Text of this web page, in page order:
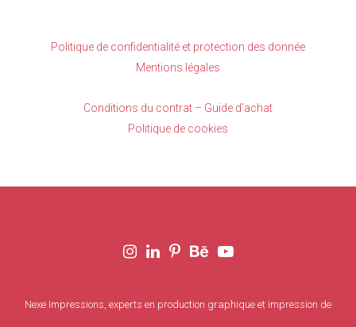
Politique de confidentialité et protection des donnée
Mentions légales
Conditions du contrat – Guide d’achat
Politique de cookies
Nexe Impressions, experts en production graphique et impression de